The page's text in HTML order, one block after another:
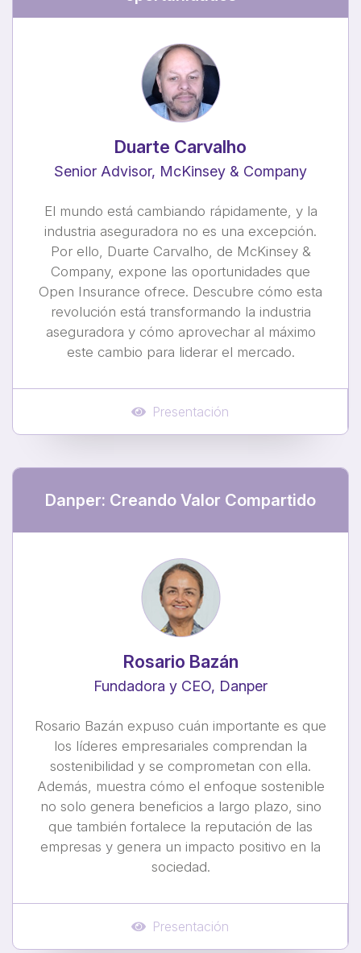
Duarte Carvalho
Senior Advisor, McKinsey & Company
El mundo está cambiando rápidamente, y la
industria aseguradora no es una excepción.
Por ello, Duarte Carvalho, de McKinsey &
Company, expone las oportunidades que
Open Insurance ofrece. Descubre cómo esta
revolución está transformando la industria
aseguradora y cómo aprovechar al máximo
este cambio para liderar el mercado.
Presentación
Danper: Creando Valor Compartido
Rosario Bazán
Fundadora y CEO, Danper
Rosario Bazán expuso cuán importante es que
los líderes empresariales comprendan la
sostenibilidad y se comprometan con ella.
Además, muestra cómo el enfoque sostenible
no solo genera beneficios a largo plazo, sino
que también fortalece la reputación de las
empresas y genera un impacto positivo en la
sociedad.
Presentación